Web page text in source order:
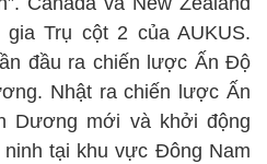
Trụ cột 2 của AUKUS.
đầu ra chiến lược Ấn Độ
Nhật ra chiến lược Ấn
Dương mới và khởi động
tại khu vực Đông Nam